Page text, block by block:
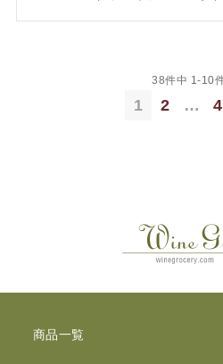
38件中 1 -10
1 2 … 4
商品一覧